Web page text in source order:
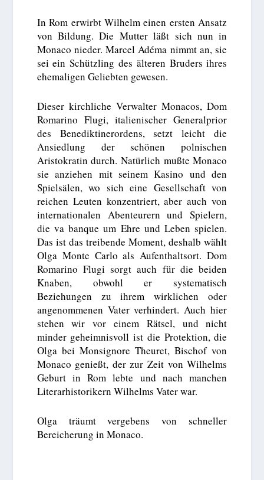
In Rom erwirbt Wilhelm einen ersten Ansatz
von Bildung. Die Mutter läßt sich nun in
Monaco nieder. Marcel Adéma nimmt an, sie
sei ein Schützling des älteren Bruders ihres
ehemaligen Geliebten gewesen.
Dieser kirchliche Verwalter Monacos, Dom
Romarino Flugi, italienischer Generalprior
des Benediktinerordens, setzt leicht die
Ansiedlung der schönen polnischen
Aristokratin durch. Natürlich mußte Monaco
sie anziehen mit seinem Kasino und den
Spielsälen, wo sich eine Gesellschaft von
reichen Leuten konzentriert, aber auch von
internationalen Abenteurern und Spielern,
die va banque um Ehre und Leben spielen.
Das ist das treibende Moment, deshalb wählt
Olga Monte Carlo als Aufenthaltsort. Dom
Romarino Flugi sorgt auch für die beiden
Knaben, obwohl er systematisch
Beziehungen zu ihrem wirklichen oder
angenommenen Vater verhindert. Auch hier
stehen wir vor einem Rätsel, und nicht
minder geheimnisvoll ist die Protektion, die
Olga bei Monsignore Theuret, Bischof von
Monaco genießt, der zur Zeit von Wilhelms
Geburt in Rom lebte und nach manchen
Literarhistorikern Wilhelms Vater war.
Olga träumt vergebens von schneller
Bereicherung in Monaco.